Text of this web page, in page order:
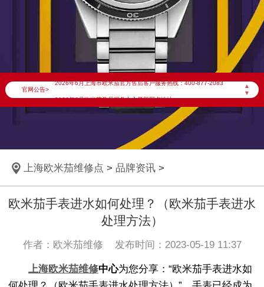
官网公告>
▲
▼
2026年6月欧米茄上海市售后服务网络优化升级公告
2026年6月上海市欧米茄官方售后客户服务热线：400-877-2083
2026年6月欧米茄售后服务中心最新网点地址：
上海市黄浦区南京东路299号宏伊国际广场写字楼8层806室欧米茄售后服务中心（需提前预约）
上海欧米茄维修点 > 品牌资讯>
欧米茄手表进水如何处理？（欧米茄手表进水
处理方法）
作者：欧米茄维修 发布时间：2023-05-19 11:37
上海欧米茄维修中心为您分享：“欧米茄手表进水如